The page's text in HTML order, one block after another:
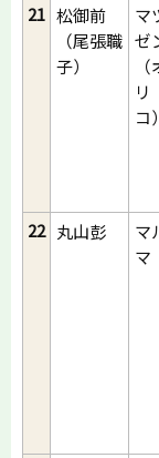
21 松御前
（尾張職
子）
ゼ
コ）
22 丸山彭
マ